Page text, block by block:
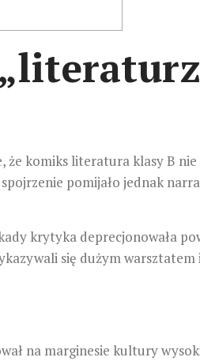
komiks literatura klasy B nie
pomijało jednak
krytyka deprecjonowała
się dużym warsztatem
na marginesie kultury